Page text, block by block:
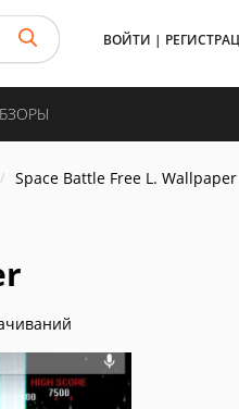
ВОЙТИ |
Space Battle Free L. Wallpaper